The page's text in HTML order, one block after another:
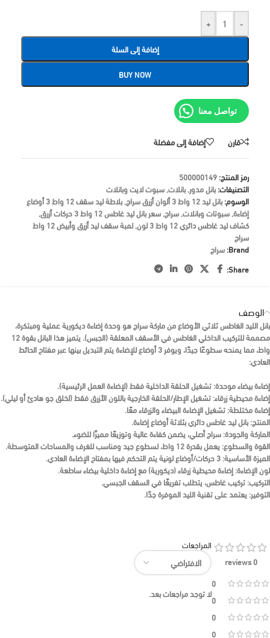
-
+
إضافة إلى السلة
BUY NOW
تواصل معنا
قارن إضافة إلى مفضلة
رمز المنتج:500000149
التصنيفات:بانل مدور,بانلات,سبوت لايت وبانلات
الوسوم:بانل ليد 12 واط 3 ألوان أزرق سراج ,
بلاطة ليد سقف 12 واط 3 أوضاع
إضاءة,سبوتات وبانلات,سراج,سعر بانل ليد غاطس 12 واط 3 حركات أزرق
,
كشاف ليد غاطس دائري 12 واط 3 لون
,
لمبة سقف ليد أزرق وأبيض 12 واط
سراج
Brand: سراج
Share:
الوصف
بانل الليد الغاطس ثلاثي الأوضاع من ماركةسراجهو وحدة إضاءة ديكورية عملية ومبتكرة،
مصممة للتركيبالداخلي الغاطسفي الأسقف المعلقة (الجبس). يتميز هذا البانل بقوة12
واط، مما يمنحه سطوعًا جيدًا، ويوفر3 أوضاع للإضاءة
يتم التبديل بينها عبر مفتاح الحائط
العادي:
إضاءة بيضاء موحدة:تشغيل الحلقة الداخلية فقط (لإضاءة العمل الرئيسية).
إضاءة محيطية زرقاء:تشغيل الإطار/الحلقة الخارجية باللونالأزرقفقط (لخلق جو هادئ أو ليلي).
إضاءة مختلطة:تشغيل الإضاءة البيضاء والزرقاء معًا.
المنتج:بانل ليد غاطس دائريبثلاثة أوضاع إضاءة.
الماركة والجودة:سراج أصلي، يضمن كفاءة عالية وتوزيعًا مميزًا للضوء.
القوة والسطوع:يعمل بقدرة12 واط
، لسطوع جيد ومناسب للغرف والمساحات المتوسطة.
الميزة الأساسية:3 حركات/أوضاع لونية
يتم التحكم فيها بمفتاح الإضاءة العادي.
لون الإضاءة:إضاءة محيطية زرقاء(ديكورية) مع إضاءة داخلية بيضاء ساطعة.
التركيب:تركيب غاطس، يتطلب تفريغًا في السقف الجبسي.
التوفير:يعتمد على تقنيةالليدالموفرة جدًا.
0 reviews
0
0
0
0
المراجعات
لا توجد مراجعات بعد.